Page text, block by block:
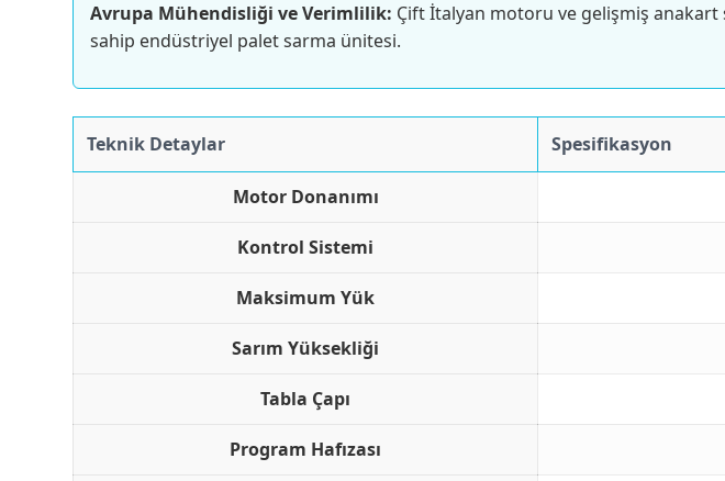
Avrupa Mühendisliği ve Verimlilik: Çift İtalyan motoru ve gelişmiş anakart
sahip endüstriyel palet sarma ünitesi.
Teknik Detaylar Spesifikasyon
Motor Donanımı
Kontrol Sistemi
Maksimum Yük
Sarım Yüksekliği
Tabla Çapı
Program Hafızası